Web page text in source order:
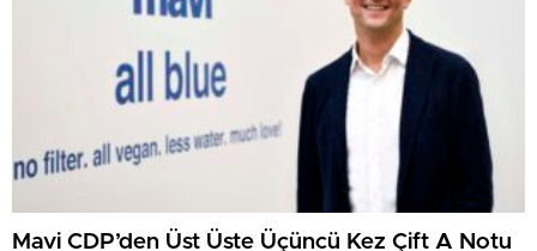
Mavi CDP’den Üst Üste Üçüncü Kez Çift A Notu